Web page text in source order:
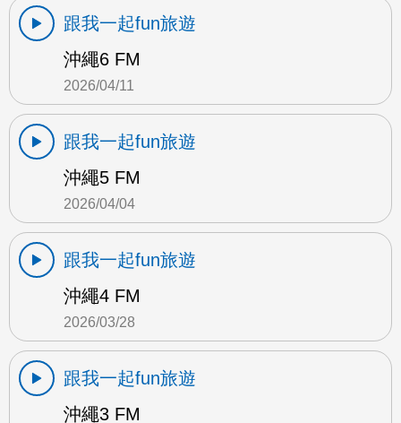
跟我一起fun旅遊
沖繩6 FM
2026/04/11
跟我一起fun旅遊
沖繩5 FM
2026/04/04
跟我一起fun旅遊
沖繩4 FM
2026/03/28
跟我一起fun旅遊
沖繩3 FM